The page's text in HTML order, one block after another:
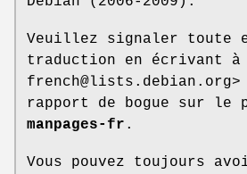
Veuillez signaler toute
traduction en écrivant à
french@lists.debian.org>
rapport de bogue sur le
manpages-fr .
Vous pouvez toujours